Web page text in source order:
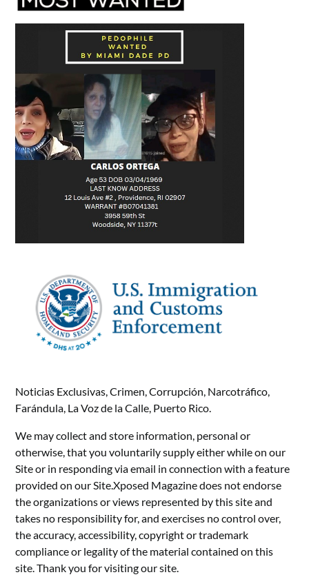
Noticias Exclusivas, Crimen, Corrupción, Narcotráfico,
Farándula, La Voz de la Calle, Puerto Rico.
We may collect and store information, personal or
otherwise, that you voluntarily supply either while on our
Site or in responding via email in connection with a feature
provided on our Site.Xposed Magazine does not endorse
the organizations or views represented by this site and
takes no responsibility for, and exercises no control over,
the accuracy, accessibility, copyright or trademark
compliance or legality of the material contained on this
site. Thank you for visiting our site.